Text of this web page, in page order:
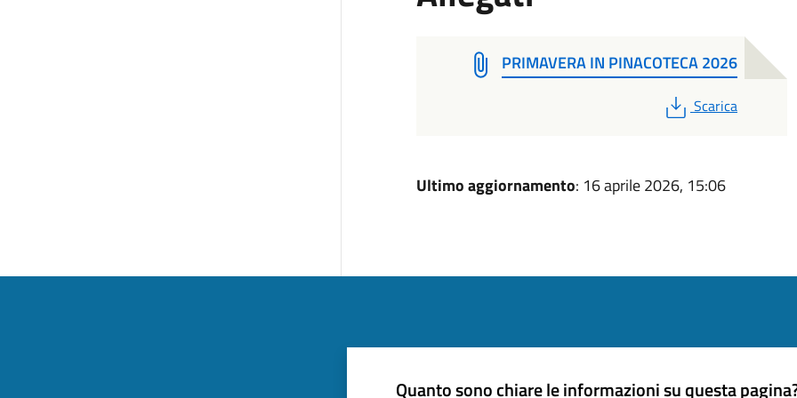
PRIMAVERA IN PINACOTECA 2026
PDF
Scarica
Ultimo aggiornamento: 16 aprile 2026, 15:06
Quanto sono chiare le informazioni su questa